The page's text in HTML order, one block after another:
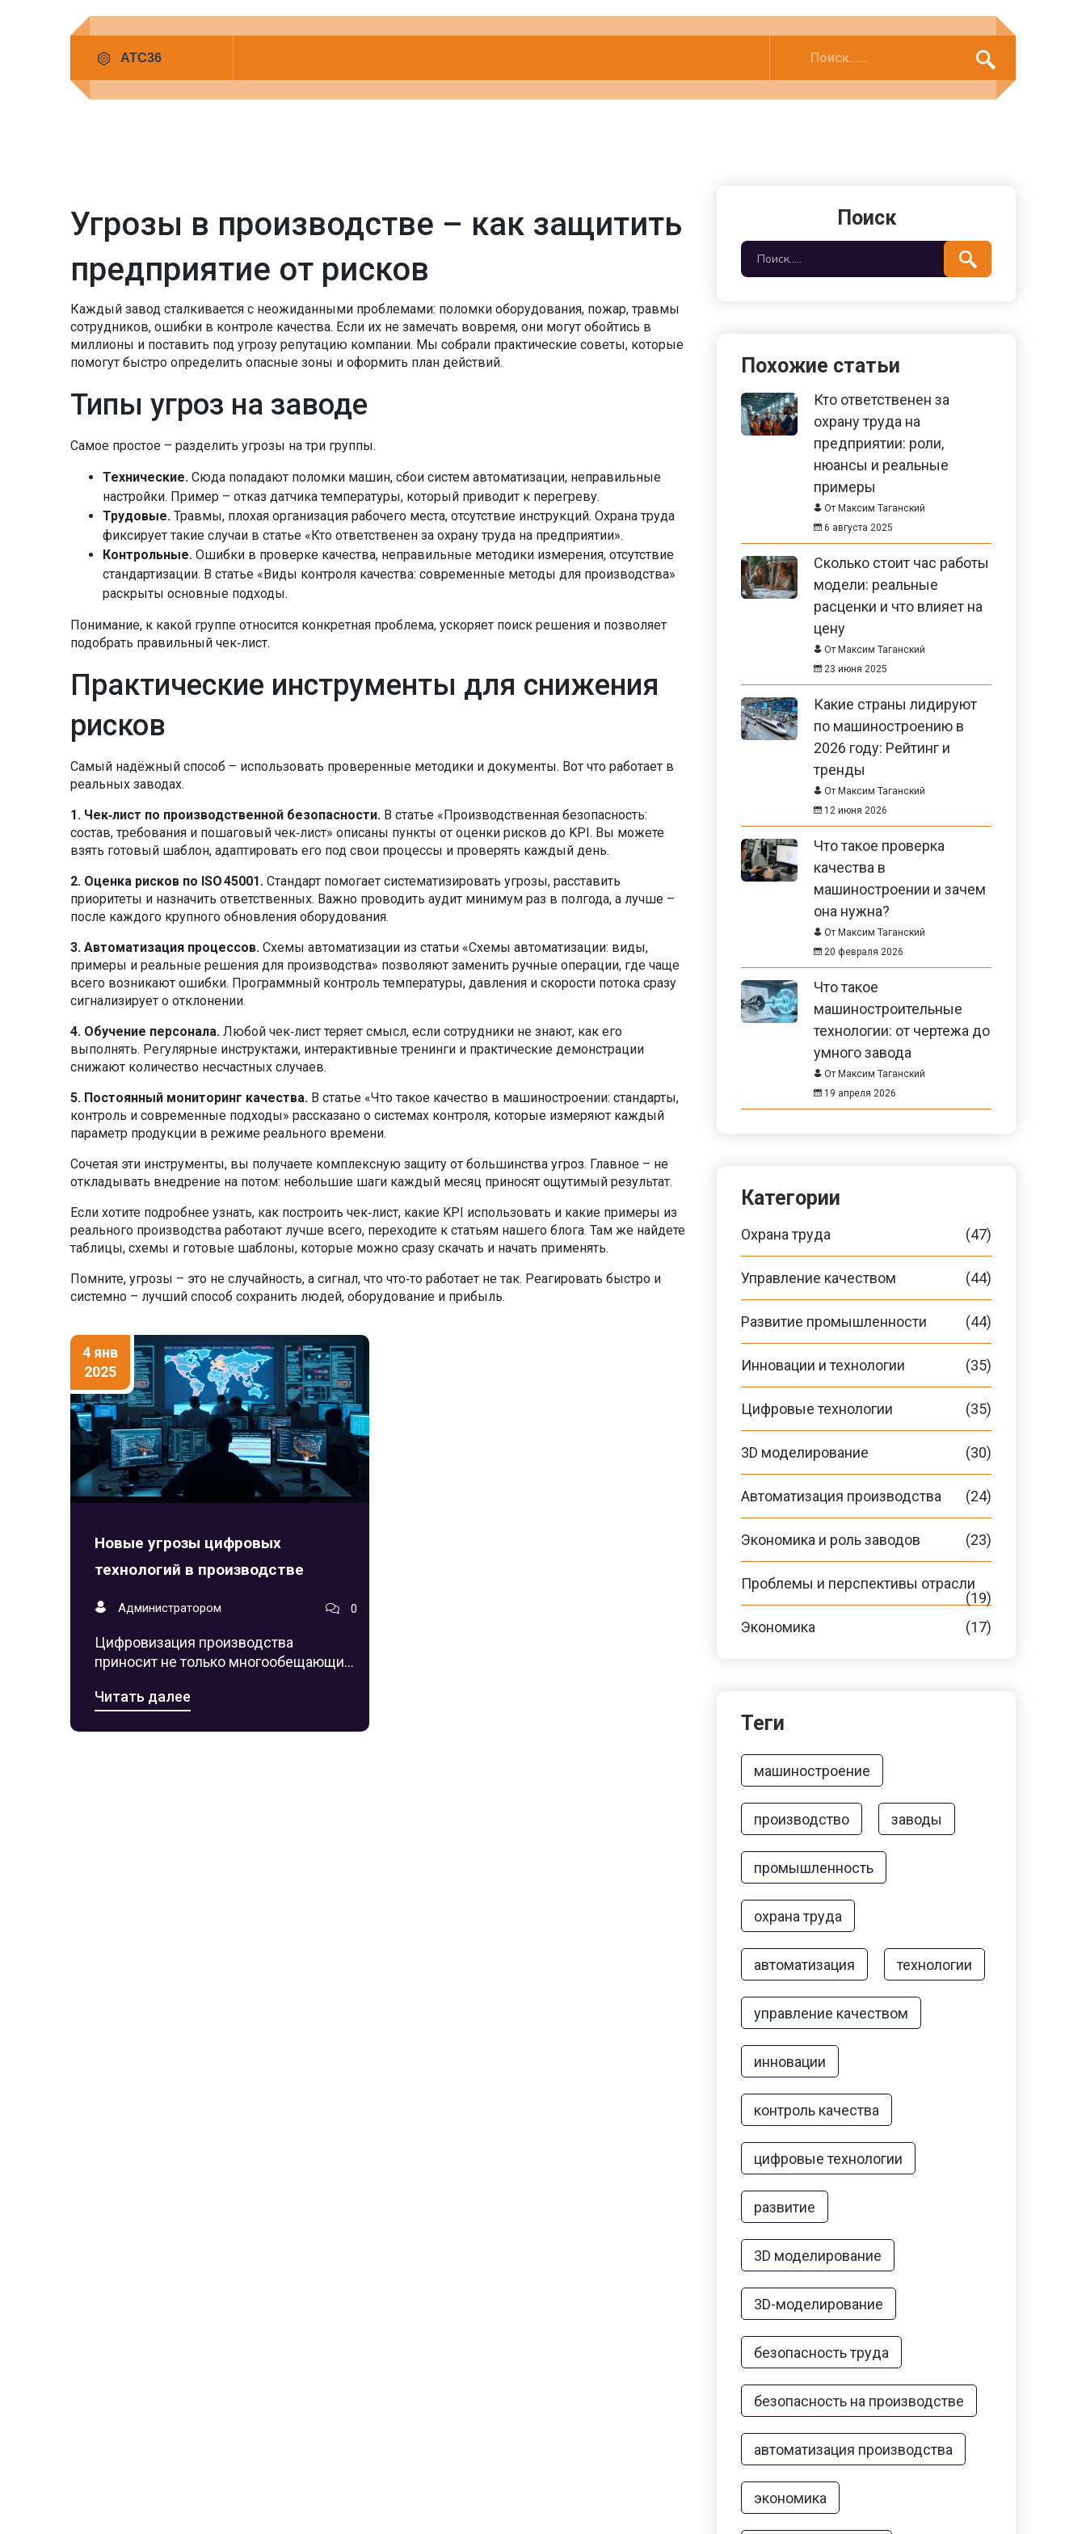
Угрозы в производстве – как защитить
предприятие от рисков
Каждый завод сталкивается с неожиданными проблемами: поломки оборудования, пожар, травмы
сотрудников, ошибки в контроле качества. Если их не замечать вовремя, они могут обойтись в
миллионы и поставить под угрозу репутацию компании. Мы собрали практические советы, которые
помогут быстро определить опасные зоны и оформить план действий.
Типы угроз на заводе
Самое простое – разделить угрозы на три группы.
Технические. Сюда попадают поломки машин, сбои систем автоматизации, неправильные
настройки. Пример – отказ датчика температуры, который приводит к перегреву.
Трудовые. Травмы, плохая организация рабочего места, отсутствие инструкций. Охрана труда
фиксирует такие случаи в статье «Кто ответственен за охрану труда на предприятии».
Контрольные. Ошибки в проверке качества, неправильные методики измерения, отсутствие
стандартизации. В статье «Виды контроля качества: современные методы для производства»
раскрыты основные подходы.
Понимание, к какой группе относится конкретная проблема, ускоряет поиск решения и позволяет
подобрать правильный чек‑лист.
Практические инструменты для снижения
рисков
Самый надёжный способ – использовать проверенные методики и документы. Вот что работает в
реальных заводах.
1. Чек‑лист по производственной безопасности. В статье «Производственная безопасность:
состав, требования и пошаговый чек‑лист» описаны пункты от оценки рисков до KPI. Вы можете
взять готовый шаблон, адаптировать его под свои процессы и проверять каждый день.
2. Оценка рисков по ISO 45001. Стандарт помогает систематизировать угрозы, расставить
приоритеты и назначить ответственных. Важно проводить аудит минимум раз в полгода, а лучше –
после каждого крупного обновления оборудования.
3. Автоматизация процессов. Схемы автоматизации из статьи «Схемы автоматизации: виды,
примеры и реальные решения для производства» позволяют заменить ручные операции, где чаще
всего возникают ошибки. Программный контроль температуры, давления и скорости потока сразу
сигнализирует о отклонении.
4. Обучение персонала. Любой чек‑лист теряет смысл, если сотрудники не знают, как его
выполнять. Регулярные инструктажи, интерактивные тренинги и практические демонстрации
снижают количество несчастных случаев.
5. Постоянный мониторинг качества. В статье «Что такое качество в машиностроении: стандарты,
контроль и современные подходы» рассказано о системах контроля, которые измеряют каждый
параметр продукции в режиме реального времени.
Сочетая эти инструменты, вы получаете комплексную защиту от большинства угроз. Главное – не
откладывать внедрение на потом: небольшие шаги каждый месяц приносят ощутимый результат.
Если хотите подробнее узнать, как построить чек‑лист, какие KPI использовать и какие примеры из
реального производства работают лучше всего, переходите к статьям нашего блога. Там же найдете
таблицы, схемы и готовые шаблоны, которые можно сразу скачать и начать применять.
Помните, угрозы – это не случайность, а сигнал, что что‑то работает не так. Реагировать быстро и
системно – лучший способ сохранить людей, оборудование и прибыль.
4 янв
2025
Новые угрозы цифровых
технологий в производстве
Администратором 0
Цифровизация производства
приносит не только многообещающие
Подверженность кибератакам и
Читать далее
Поиск
Похожие статьи
Кто ответственен за
охрану труда на
предприятии: роли,
нюансы и реальные
примеры
От Максим Таганский
6 августа 2025
Сколько стоит час работы
модели: реальные
расценки и что влияет на
цену
От Максим Таганский
23 июня 2025
Какие страны лидируют
по машиностроению в
2026 году: Рейтинг и
тренды
От Максим Таганский
12 июня 2026
Что такое проверка
качества в
машиностроении и зачем
она нужна?
От Максим Таганский
20 февраля 2026
Что такое
машиностроительные
технологии: от чертежа до
умного завода
От Максим Таганский
19 апреля 2026
Категории
Охрана труда (47)
Управление качеством (44)
Развитие промышленности (44)
Инновации и технологии (35)
Цифровые технологии (35)
3D моделирование (30)
Автоматизация производства (24)
Экономика и роль заводов (23)
Проблемы и перспективы отрасли
(19)
Экономика
(17)
Теги
машиностроение
производство заводы
промышленность
охрана труда
автоматизация технологии
управление качеством
инновации
контроль качества
цифровые технологии
развитие
3D моделирование
3D-моделирование
безопасность труда
безопасность на производстве
автоматизация производства
экономика